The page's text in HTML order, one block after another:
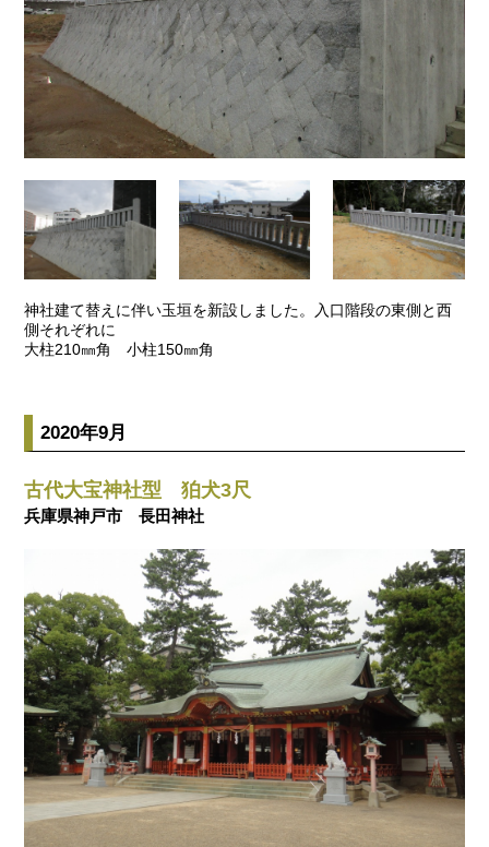
神社建て替えに伴い玉垣を新設しました。入口階段の東側と西
側それぞれに
大柱210㎜角 小柱150㎜角
2020年9月
古代大宝神社型 狛犬3尺
兵庫県神戸市 長田神社